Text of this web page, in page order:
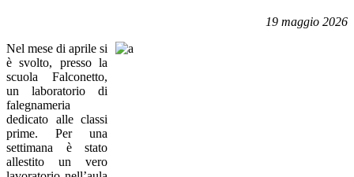
19 maggio 2026
Nel mese di aprile si
è svolto, presso la
scuola Falconetto,
un laboratorio di
falegnameria
dedicato alle classi
prime. Per una
settimana è stato
allestito un vero